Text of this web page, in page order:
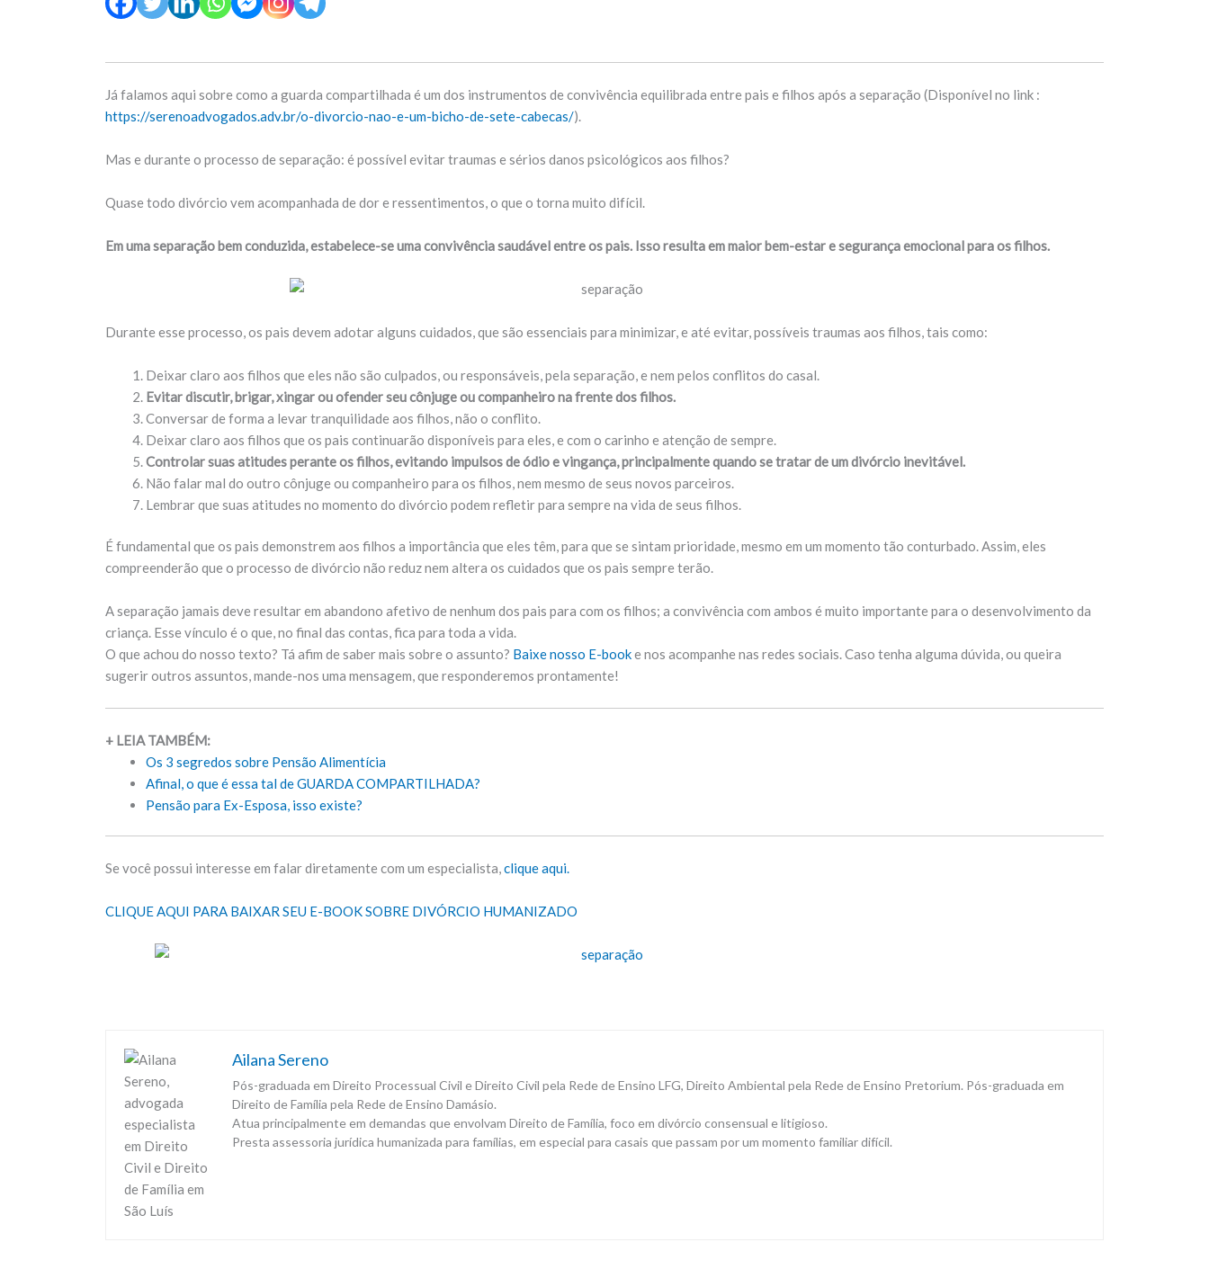
Já falamos aqui sobre como a guarda compartilhada é um dos instrumentos de convivência equilibrada entre pais e filhos após a separação (Disponível no link :
https://serenoadvogados.adv.br/o-divorcio-nao-e-um-bicho-de-sete-cabecas/).
Mas e durante o processo de separação: é possível evitar traumas e sérios danos psicológicos aos filhos?
Quase todo divórcio vem acompanhada de dor e ressentimentos, o que o torna muito difícil.
Em uma separação bem conduzida, estabelece-se uma convivência saudável entre os pais. Isso resulta em maior bem-estar e segurança emocional para os filhos.
Durante esse processo, os pais devem adotar alguns cuidados, que são essenciais para minimizar, e até evitar, possíveis traumas aos filhos, tais como:
Deixar claro aos filhos que eles não são culpados, ou responsáveis, pela separação, e nem pelos conflitos do casal.
Evitar discutir, brigar, xingar ou ofender seu cônjuge ou companheiro na frente dos filhos.
Conversar de forma a levar tranquilidade aos filhos, não o conflito.
Deixar claro aos filhos que os pais continuarão disponíveis para eles, e com o carinho e atenção de sempre.
Controlar suas atitudes perante os filhos, evitando impulsos de ódio e vingança, principalmente quando se tratar de um divórcio inevitável.
Não falar mal do outro cônjuge ou companheiro para os filhos, nem mesmo de seus novos parceiros.
Lembrar que suas atitudes no momento do divórcio podem refletir para sempre na vida de seus filhos.
É fundamental que os pais demonstrem aos filhos a importância que eles têm, para que se sintam prioridade, mesmo em um momento tão conturbado. Assim, eles
compreenderão que o processo de divórcio não reduz nem altera os cuidados que os pais sempre terão.
A separação jamais deve resultar em abandono afetivo de nenhum dos pais para com os filhos; a convivência com ambos é muito importante para o desenvolvimento da
criança. Esse vínculo é o que, no final das contas, fica para toda a vida.
O que achou do nosso texto? Tá afim de saber mais sobre o assunto? Baixe nosso E-booke nos acompanhe nas redes sociais. Caso tenha alguma dúvida, ou queira
sugerir outros assuntos, mande-nos uma mensagem, que responderemos prontamente!
+ LEIA TAMBÉM:
Os 3 segredos sobre Pensão Alimentícia
Afinal, o que é essa tal de GUARDA COMPARTILHADA?
Pensão para Ex-Esposa, isso existe?
Se você possui interesse em falar diretamente com um especialista, clique aqui.
CLIQUE AQUI PARA BAIXAR SEU E-BOOK SOBRE DIVÓRCIO HUMANIZADO
Ailana Sereno
Pós-graduada em Direito Processual Civil e Direito Civil pela Rede de Ensino LFG, Direito Ambiental pela Rede de Ensino Pretorium. Pós-graduada em
Direito de Família pela Rede de Ensino Damásio.
Atua principalmente em demandas que envolvam Direito de Família, foco em divórcio consensual e litigioso.
Presta assessoria jurídica humanizada para famílias, em especial para casais que passam por um momento familiar difícil.